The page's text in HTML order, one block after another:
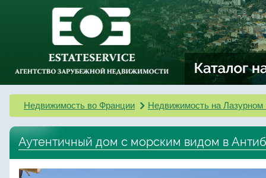
Недвижимость во Франции Недвижимость на Лазурном
Аутентичный дом с морским видом в